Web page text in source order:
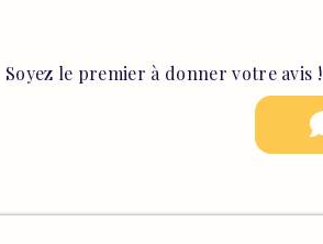
Soyez le premier à donner votre avis !